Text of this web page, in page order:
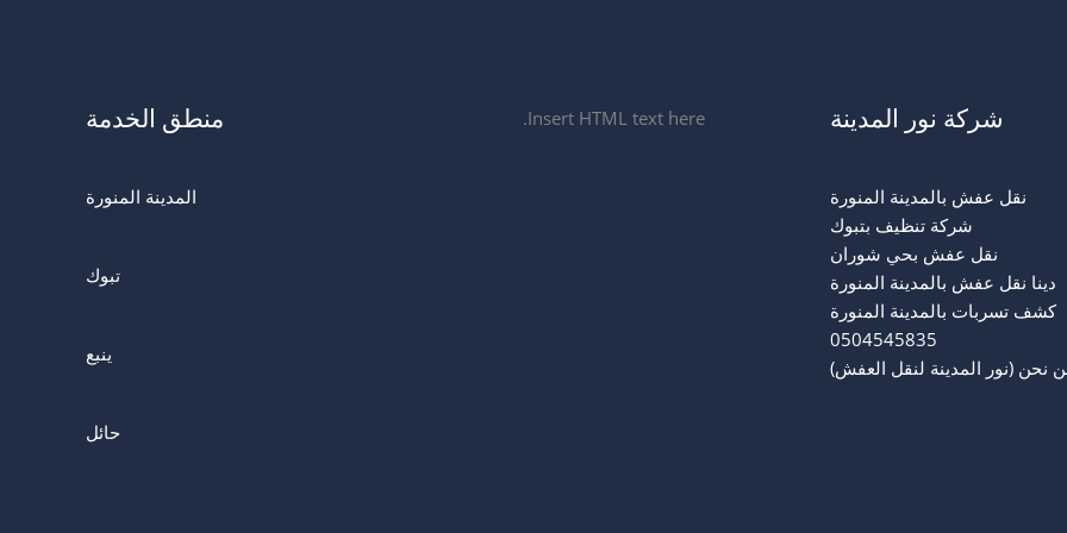
شركة نور المدينة
نقل عفش بالمدينة المنورة
شركة تنظيف بتبوك
نقل عفش بحي شوران
دينا نقل عفش بالمدينة المنورة
كشف تسربات بالمدينة المنورة
0504545835
نحن (نور المدينة لنقل العفش)
Insert HTML text here. منطق الخدمة
المدينة المنورة
تبوك
ينبع
حائل